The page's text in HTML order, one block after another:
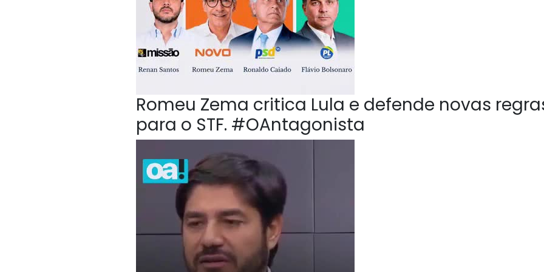
Romeu Zema critica Lula e defende novas
para o STF. #OAntagonista